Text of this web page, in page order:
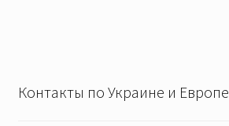
Контакты по Украине и Европе